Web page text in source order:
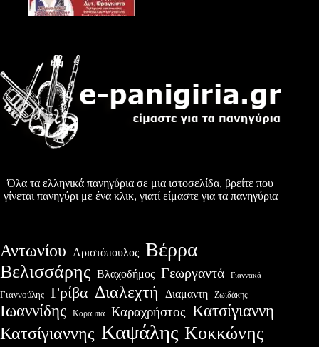
Όλα τα ελληνικά πανηγύρια σε μια ιστοσελίδα, βρείτε που
γίνεται πανηγύρι με ένα κλικ, γιατί είμαστε για τα πανηγύρια
Αντωνίου Αριστόπουλος Βέρρα
Βελισσάρης Βλαχοδήμος Γεωργαντά Γιαννακά
Γιαννούλης Γρίβα Διαλεχτή Διαμαντη Ζωιδάκης
Ιωαννίδης Καραμπά Καραχρήστος Κατσίγιαννη
Κατσίγιαννης Καψάλης Κοκκώνης